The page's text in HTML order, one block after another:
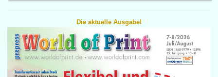
Die aktuelle Ausgabe!